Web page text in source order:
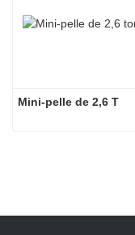
Mini-pelle de 2,6 T